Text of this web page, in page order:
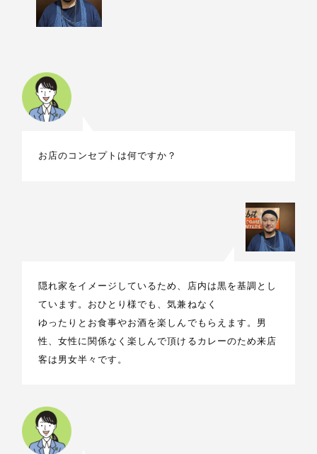
お店のコンセプトは何ですか？
隠れ家をイメージしているため、店内は黒を基調とし
ています。おひとり様でも、気兼ねなく
ゆったりとお食事やお酒を楽しんでもらえます。男
性、女性に関係なく楽しんで頂けるカレーのため来店
客は男女半々です。